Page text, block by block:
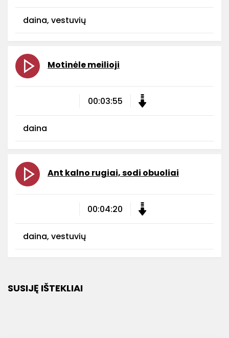
daina, vestuvių
Motinėle meilioji
00:03:55
daina
Ant kalno rugiai, sodi obuoliai
00:04:20
daina, vestuvių
SUSIJĘ IŠTEKLIAI